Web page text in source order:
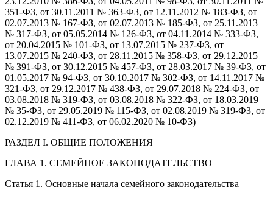
351-ФЗ, от 30.11.2011 № 363-ФЗ, от 12.11.2012 № 183-ФЗ, от
02.07.2013 № 167-ФЗ, от 02.07.2013 № 185-ФЗ, от 25.11.2013
№ 317-ФЗ, от 05.05.2014 № 126-ФЗ, от 04.11.2014 № 333-ФЗ,
от 20.04.2015 № 101-ФЗ, от 13.07.2015 № 237-ФЗ, от
13.07.2015 № 240-ФЗ, от 28.11.2015 № 358-ФЗ, от 29.12.2015
№ 391-ФЗ, от 30.12.2015 № 457-ФЗ, от 28.03.2017 № 39-ФЗ, от
01.05.2017 № 94-ФЗ, от 30.10.2017 № 302-ФЗ, от 14.11.2017 №
321-ФЗ, от 29.12.2017 № 438-ФЗ, от 29.07.2018 № 224-ФЗ, от
03.08.2018 № 319-ФЗ, от 03.08.2018 № 322-ФЗ, от 18.03.2019
№ 35-ФЗ, от 29.05.2019 № 115-ФЗ, от 02.08.2019 № 319-ФЗ, от
02.12.2019 № 411-ФЗ, от 06.02.2020 № 10-ФЗ)
РАЗДЕЛ I. ОБЩИЕ ПОЛОЖЕНИЯ
ГЛАВА 1. СЕМЕЙНОЕ ЗАКОНОДАТЕЛЬСТВО
Статья 1. Основные начала семейного законодательства